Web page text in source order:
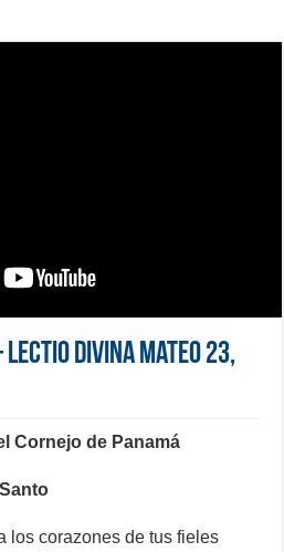
Divina Mateo 23,
Cornejo de Panamá
los corazones de tus fieles